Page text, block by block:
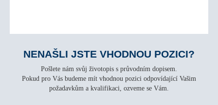
NENAŠLI JSTE VHODNOU POZICI?
Pošlete nám svůj životopis s průvodním dopisem.
Pokud pro Vás budeme mít vhodnou pozici odpovídající Vašim
požadavkům a kvalifikaci, ozveme se Vám.